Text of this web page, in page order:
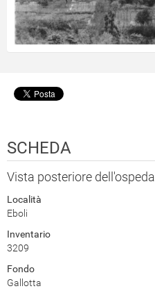
SCHEDA
Vista posteriore
Località
Eboli
Inventario
3209
Fondo
Gallotta